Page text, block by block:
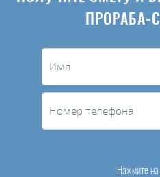
ПРОРАБА-
Нажмите